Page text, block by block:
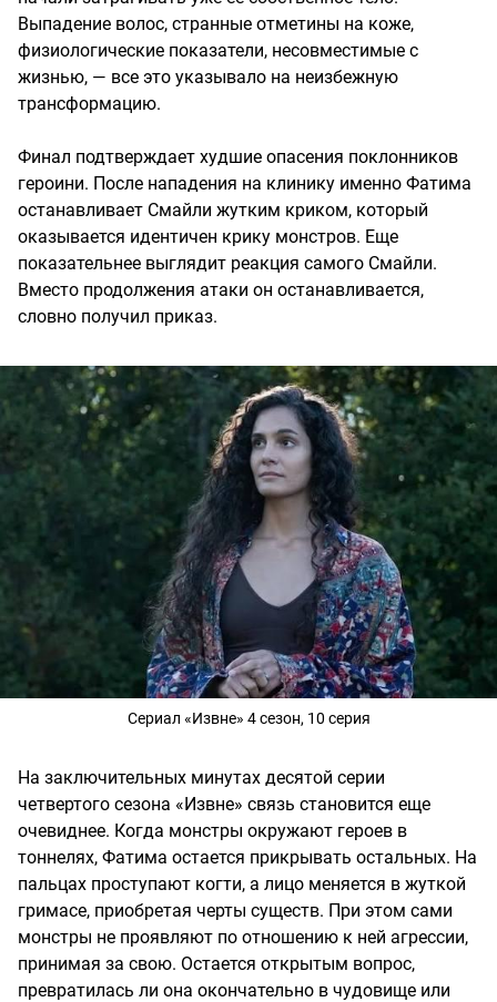
Выпадение волос, странные отметины на коже,
физиологические показатели, несовместимые с
жизнью, — все это указывало на неизбежную
трансформацию.
Финал подтверждает худшие опасения поклонников
героини. После нападения на клинику именно Фатима
останавливает Смайли жутким криком, который
оказывается идентичен крику монстров. Еще
показательнее выглядит реакция самого Смайли.
Вместо продолжения атаки он останавливается,
словно получил приказ.
Сериал «Извне» 4 сезон, 10 серия
На заключительных минутах десятой серии
четвертого сезона «Извне» связь становится еще
очевиднее. Когда монстры окружают героев в
тоннелях, Фатима остается прикрывать остальных. На
пальцах проступают когти, а лицо меняется в жуткой
гримасе, приобретая черты существ. При этом сами
монстры не проявляют по отношению к ней агрессии,
принимая за свою. Остается открытым вопрос,
превратилась ли она окончательно в чудовище или